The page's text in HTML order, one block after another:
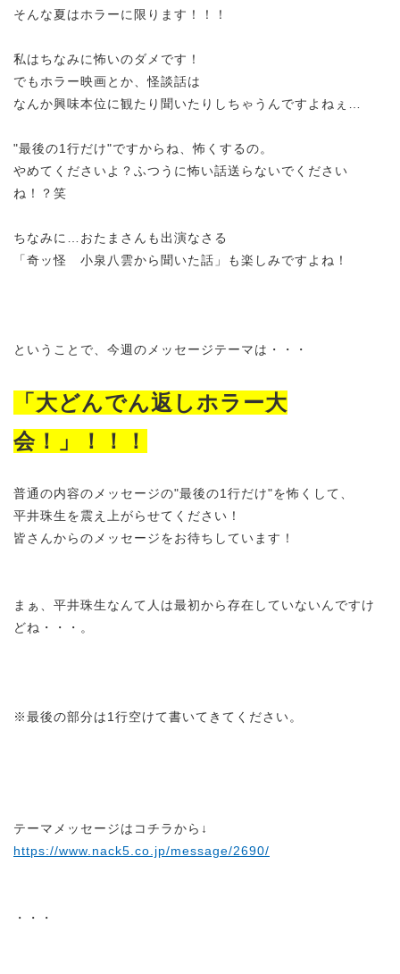
そんな夏はホラーに限ります！！！
私はちなみに怖いのダメです！
でもホラー映画とか、怪談話は
なんか興味本位に観たり聞いたりしちゃうんですよねぇ…
"最後の1行だけ"ですからね、怖くするの。
やめてくださいよ？ふつうに怖い話送らないでください
ね！？笑
ちなみに…おたまさんも出演なさる
「奇ッ怪 小泉八雲から聞いた話」も楽しみですよね！
ということで、今週のメッセージテーマは・・・
「大どんでん返しホラー大
会！」！！！
普通の内容のメッセージの"最後の1行だけ"を怖くして、
平井珠生を震え上がらせてください！
皆さんからのメッセージをお待ちしています！
まぁ、平井珠生なんて人は最初から存在していないんですけ
どね・・・。
※最後の部分は1行空けて書いてきてください。
テーマメッセージはコチラから↓
https://www.nack5.co.jp/message/2690/
・・・